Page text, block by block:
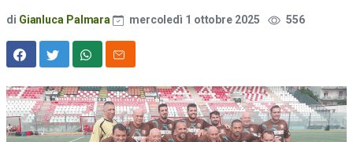
di Gianluca Palmara mercoledì 1 ottobre 2025 556